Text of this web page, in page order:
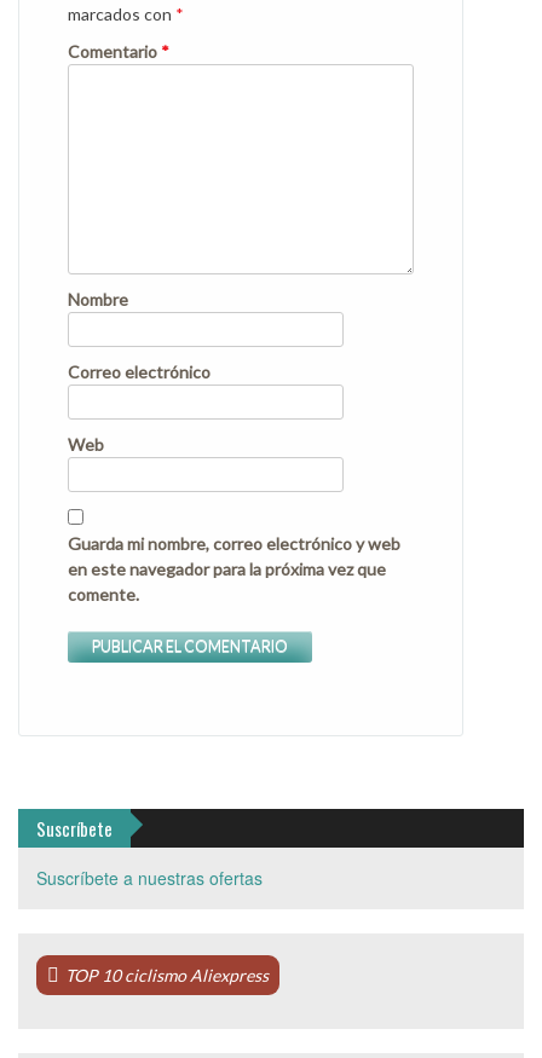
marcados con *
Comentario *
Nombre
Correo electrónico
Web
Guarda mi nombre, correo electrónico y web
en este navegador para la próxima vez que
comente.
Suscríbete
Suscríbete a nuestras ofertas
TOP 10 ciclismo Aliexpress